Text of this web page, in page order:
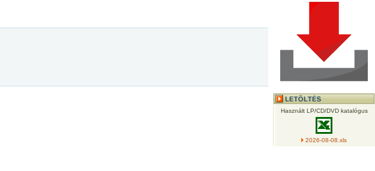
Használt LP/CD/DVD katalógus
2026-08-08.xls